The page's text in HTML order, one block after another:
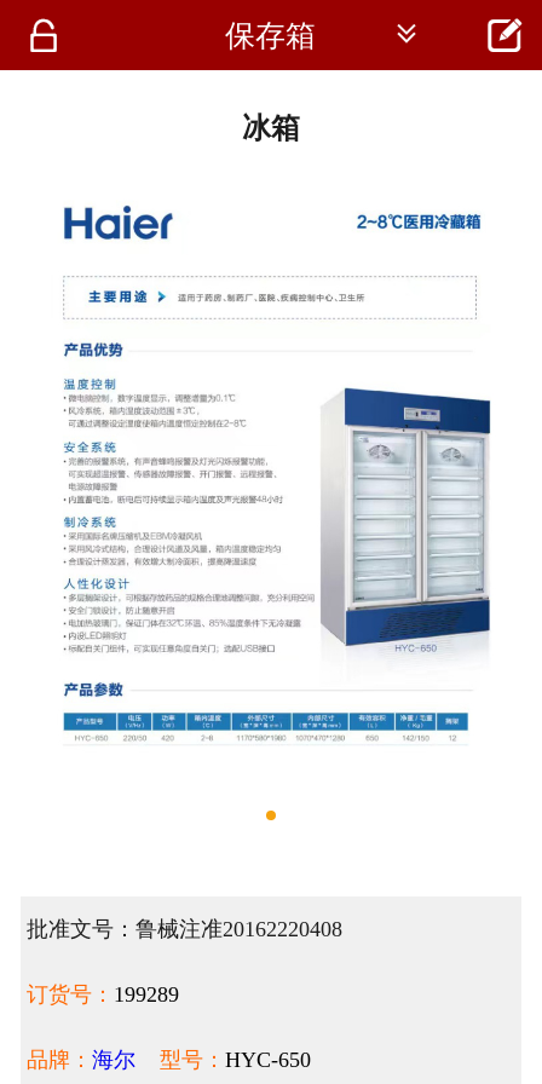
 首页
医疗资讯
 保存箱  
冰箱
批准文号：鲁械注准20162220408
订货号： 199289
品牌： 海尔 型号： HYC-650